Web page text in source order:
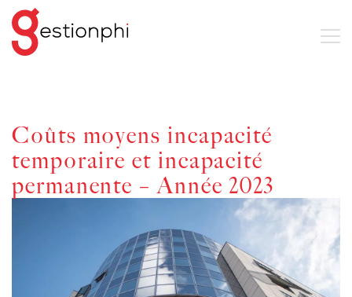
Coûts moyens incapacité
temporaire et incapacité
permanente – Année 2023